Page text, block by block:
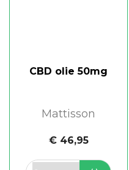
CBD olie 50mg
Mattisson
€ 46,95